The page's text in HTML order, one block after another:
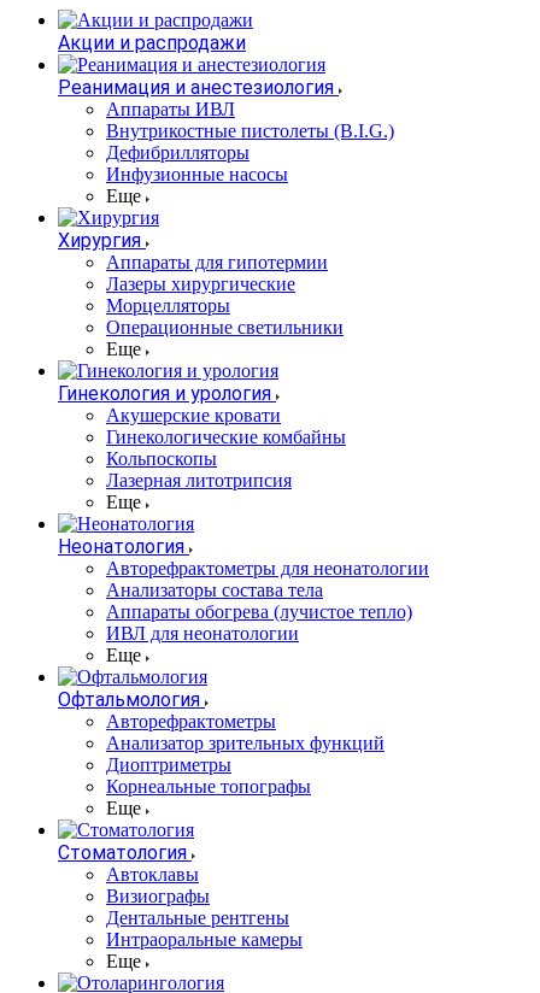
Акции и распродажи
Реанимация и анестезиология
Аппараты ИВЛ
Внутрикостные пистолеты (B.I.G.)
Дефибрилляторы
Инфузионные насосы
Еще
Хирургия
Аппараты для гипотермии
Лазеры хирургические
Морцелляторы
Операционные светильники
Еще
Гинекология и урология
Акушерские кровати
Гинекологические комбайны
Кольпоскопы
Лазерная литотрипсия
Еще
Неонатология
Авторефрактометры для неонатологии
Анализаторы состава тела
Аппараты обогрева (лучистое тепло)
ИВЛ для неонатологии
Еще
Офтальмология
Авторефрактометры
Анализатор зрительных функций
Диоптриметры
Корнеальные топографы
Еще
Стоматология
Автоклавы
Визиографы
Дентальные рентгены
Интраоральные камеры
Еще